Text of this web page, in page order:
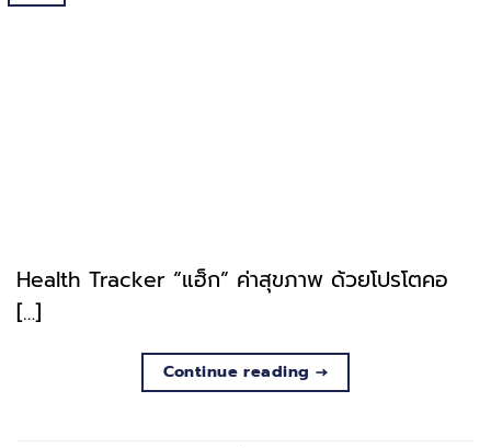
Health Tracker “แฮ็ก” ค่าสุขภาพ ด้วยโปรโตคอ
[…]
Continue reading →